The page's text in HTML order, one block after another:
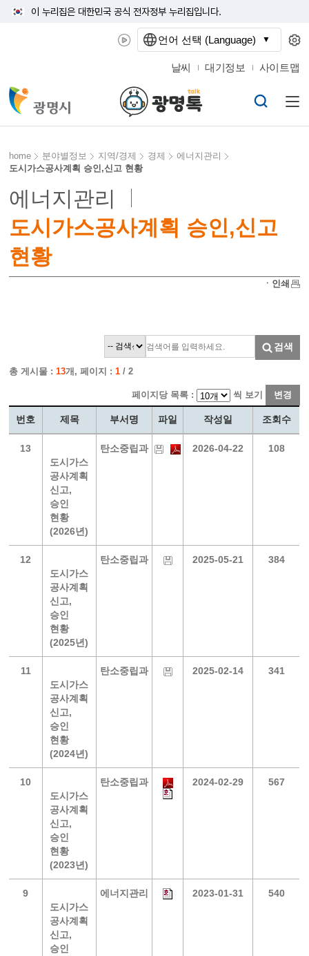
이 누리집은 대한민국 공식 전자정부 누리집입니다.
날씨 대기정보 사이트맵
home 분야별정보 지역/경제 경제
에너지관리
도시가스공사계획 승인,신고 현황
에너지관리
도시가스공사계획 승인,신고
현황
ㆍ인쇄
검색
총 게시물 :13개, 페이지 :1 / 2
페이지당 목록 : 씩 보기 변경
번호 제목 부서명 파일 작성일 조회수
13
도시가스
공사계획
신고,
승인
현황
(2026년)
탄소중립과 2026-04-22 108
12
도시가스
공사계획
신고,
승인
현황
(2025년)
탄소중립과 2025-05-21 384
11
도시가스
공사계획
신고,
승인
현황
(2024년)
탄소중립과 2025-02-14 341
10
도시가스
공사계획
신고,
승인
현황
(2023년)
탄소중립과 2024-02-29 567
9
도시가스
공사계획
신고,
승인
에너지관리 2023-01-31 540
언어 선택 (Language)